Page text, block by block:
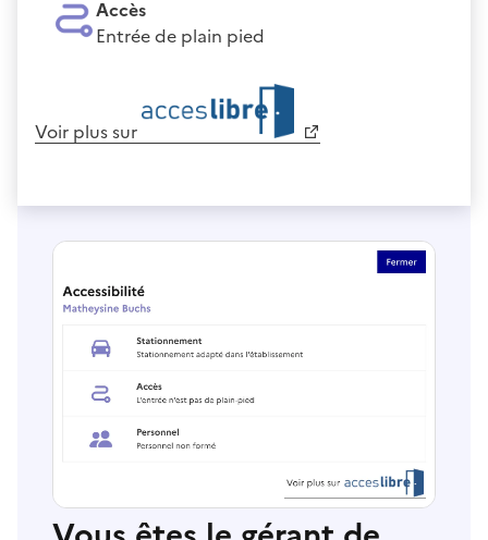
Accès
Entrée de plain pied
Voir plus sur